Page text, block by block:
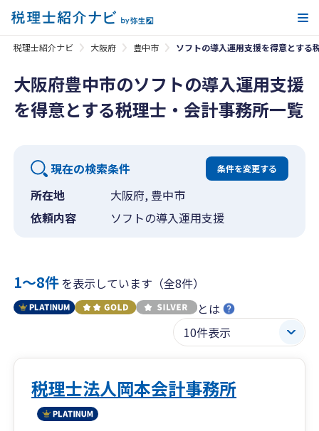
税理士紹介ナビ 大阪府 豊中市 ソフトの導入運用支援を得意とする
大阪府豊中市のソフトの導入運用支援
を得意とする税理士・会計事務所一覧
現在の検索条件 条件を変更する
所在地
大阪府, 豊中市
依頼内容
ソフトの導入運用支援
1〜8件を表示しています（全8件）
とは
税理士法人岡本会計事務所